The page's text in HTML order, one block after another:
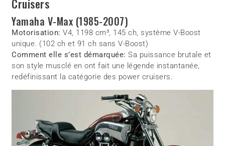
Cruisers
Yamaha V-Max (1985-2007)
Motorisation: V4, 1198 cm³, 145 ch, système V-Boost
unique. (102 ch et 91 ch sans V-Boost)
Comment elle s’est démarquée: Sa puissance brutale et
son style musclé en ont fait une légende instantanée,
redéfinissant la catégorie des power cruisers.